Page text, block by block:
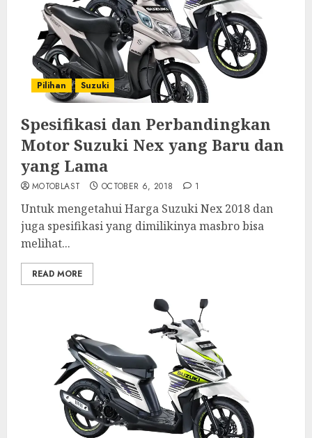
Pilihan Suzuki
Spesifikasi dan Perbandingkan
Motor Suzuki Nex yang Baru dan
yang Lama
MOTOBLAST OCTOBER 6, 2018 1
Untuk mengetahui Harga Suzuki Nex 2018 dan
juga spesifikasi yang dimilikinya masbro bisa
melihat...
READ MORE